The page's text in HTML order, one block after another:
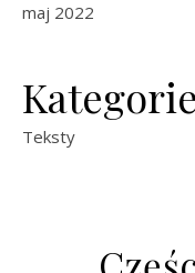
maj 2022
Kategorie
Teksty